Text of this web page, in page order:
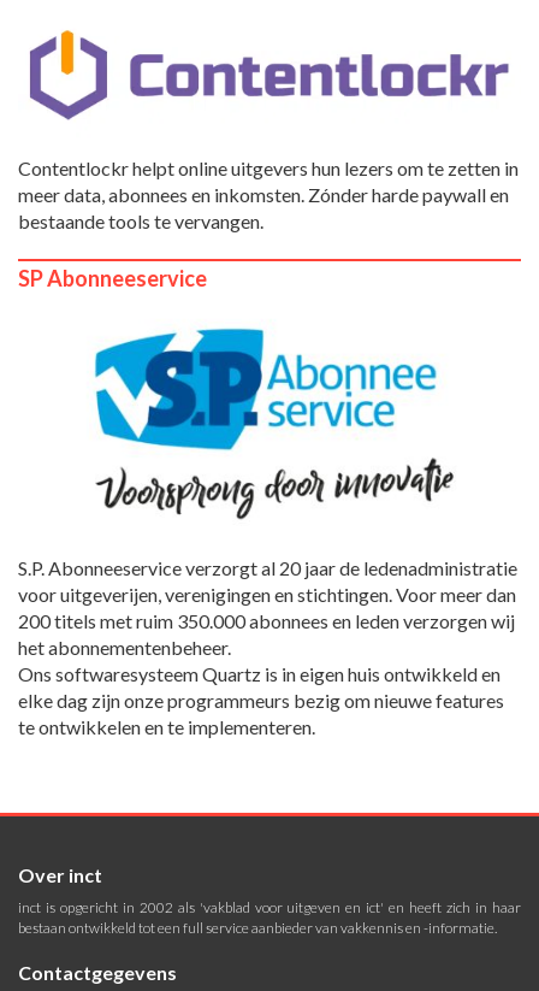
Contentlockr helpt online uitgevers hun lezers om te zetten in
meer data, abonnees en inkomsten. Zónder harde paywall en
bestaande tools te vervangen.
SP Abonneeservice
S.P. Abonneeservice verzorgt al 20 jaar de ledenadministratie
voor uitgeverijen, verenigingen en stichtingen. Voor meer dan
200 titels met ruim 350.000 abonnees en leden verzorgen wij
het abonnementenbeheer.
Ons softwaresysteem Quartz is in eigen huis ontwikkeld en
elke dag zijn onze programmeurs bezig om nieuwe features
te ontwikkelen en te implementeren.
Over inct
inct is opgericht in 2002 als 'vakblad voor uitgeven en ict' en heeft zich in haar
bestaan ontwikkeld tot een full service aanbieder van vakkennis en -informatie.
Contactgegevens